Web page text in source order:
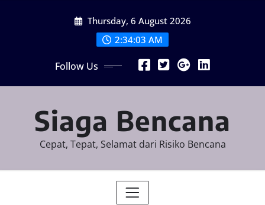
Thursday, 6 August 2026
2:34:04 AM
Follow Us
Siaga Bencana
Cepat, Tepat, Selamat dari Risiko Bencana